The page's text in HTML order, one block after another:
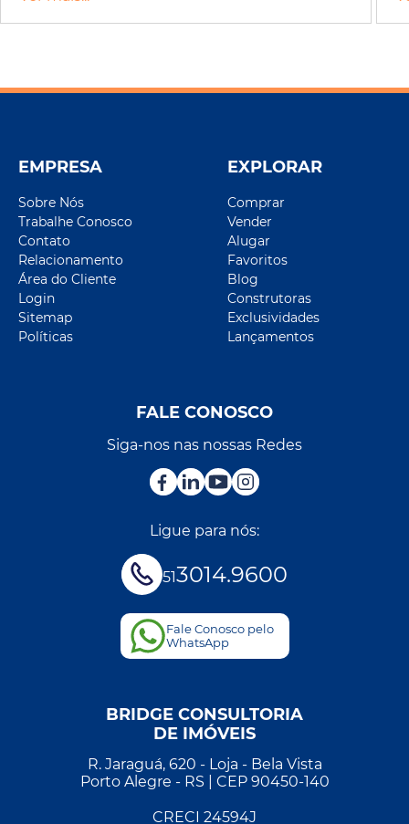
EMPRESA
Sobre Nós
Trabalhe Conosco
Contato
Relacionamento
Área do Cliente
Login
Sitemap
Políticas
EXPLORAR
Comprar
Vender
Alugar
Favoritos
Blog
Construtoras
Exclusividades
Lançamentos
FALE CONOSCO
Siga-nos nas nossas Redes
Ligue para nós:
513014.9600
Fale Conosco pelo
WhatsApp
BRIDGE CONSULTORIA
DE IMÓVEIS
R. Jaraguá, 620 - Loja - Bela Vista
Porto Alegre - RS | CEP 90450-140
CRECI 24594J